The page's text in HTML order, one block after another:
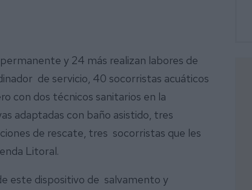
y 24 más realizan labores de
de servicio, 40 socorristas acuáticos
con dos técnicos sanitarios en la
adaptadas con baño asistido, tres
de rescate, tres socorristas que les
Litoral.
este dispositivo de salvamento y